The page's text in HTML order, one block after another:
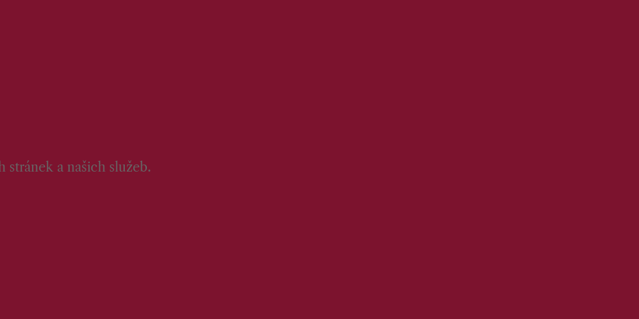
stránek a našich služeb.